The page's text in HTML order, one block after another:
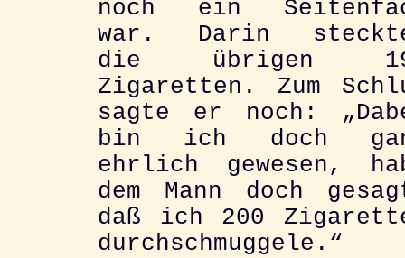
noch ein
war. Darin
die übrigen
Zigaretten. Zum
sagte er noch:
bin ich doch
ehrlich gewesen,
dem Mann doch
daß ich 200
durchschmuggele.“